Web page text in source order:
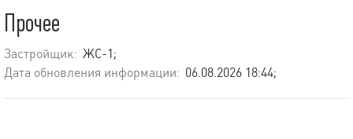
Прочее
Застройщик: ЖС-1;
Дата обновления информации: 06.08.2026 18:44;